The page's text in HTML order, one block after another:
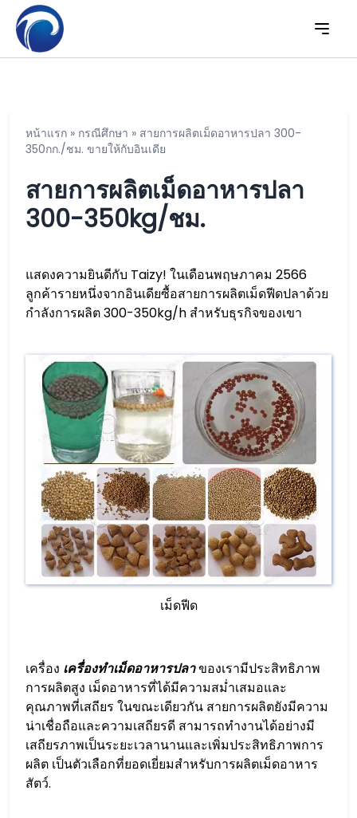
หน้าแรก » กรณีศึกษา » สายการผลิตเม็ดอาหารปลา 300-
350กก./ชม. ขายให้กับอินเดีย
สายการผลิตเม็ดอาหารปลา
300-350kg/ชม.
แสดงความยินดีกับ Taizy! ในเดือนพฤษภาคม 2566
ลูกค้ารายหนึ่งจากอินเดียซื้อสายการผลิตเม็ดฟีดปลาด้วย
กำลังการผลิต 300-350kg/h สำหรับธุรกิจของเขา
เม็ดฟีด
เครื่อง เครื่องทำเม็ดอาหารปลาของเรามีประสิทธิภาพ
การผลิตสูง เม็ดอาหารที่ได้มีความสม่ำเสมอและ
คุณภาพที่เสถียร ในขณะเดียวกัน สายการผลิตยังมีความ
น่าเชื่อถือและความเสถียรดี สามารถทำงานได้อย่างมี
เสถียรภาพเป็นระยะเวลานานและเพิ่มประสิทธิภาพการ
ผลิต เป็นตัวเลือกที่ยอดเยี่ยมสำหรับการผลิตเม็ดอาหาร
สัตว์.